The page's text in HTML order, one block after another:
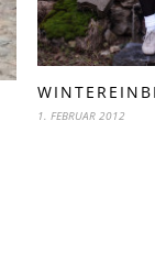
1. FEBRUAR 2012